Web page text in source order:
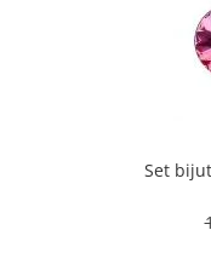
Set